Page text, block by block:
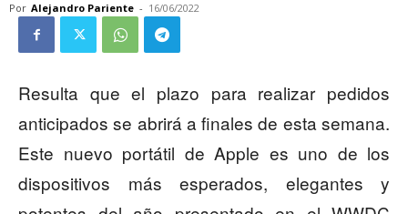
Por Alejandro Pariente - 16/06/2022
Resulta que el plazo para realizar pedidos
anticipados se abrirá a finales de esta semana.
Este nuevo portátil de Apple es uno de los
dispositivos más esperados, elegantes y